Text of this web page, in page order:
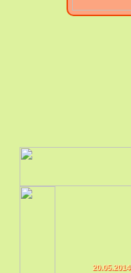
20.05.2014